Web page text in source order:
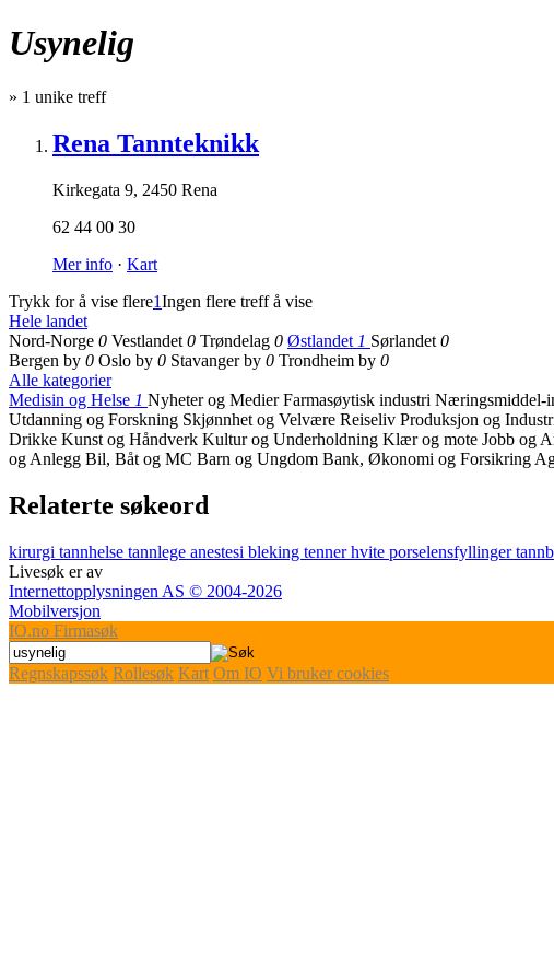
Usynelig
» 1 unike treff
Rena Tannteknikk
Kirkegata 9, 2450 Rena
62 44 00 30
Mer info · Kart
Trykk for å vise flere1Ingen flere treff å vise
Hele landet
Nord-Norge 0 Vestlandet 0 Trøndelag 0 Østlandet 1 Sørlandet 0
Bergen by 0 Oslo by 0 Stavanger by 0 Trondheim by 0
Alle kategorier
Medisin og Helse 1 Nyheter og MedierFarmasøytisk industri Næringsmiddel-
Utdanning og Forskning Skjønnhet og Velvære Reiseliv Produksjon og
Drikke Kunst og Håndverk Kultur og Underholdning Klær og mote Jobb og
og Anlegg Bil, Båt og MC Barn og Ungdom Bank, Økonomi og Forsikring
Relaterte søkeord
kirurgi tannhelse tannlege anestesi bleking tennerhvite porselensfyllinger
Livesøk er av
Internettopplysningen AS © 2004-2026
Mobilversjon
IO.no Firmasøk
Regnskapssøk Rollesøk Kart Om IO Vi bruker cookies